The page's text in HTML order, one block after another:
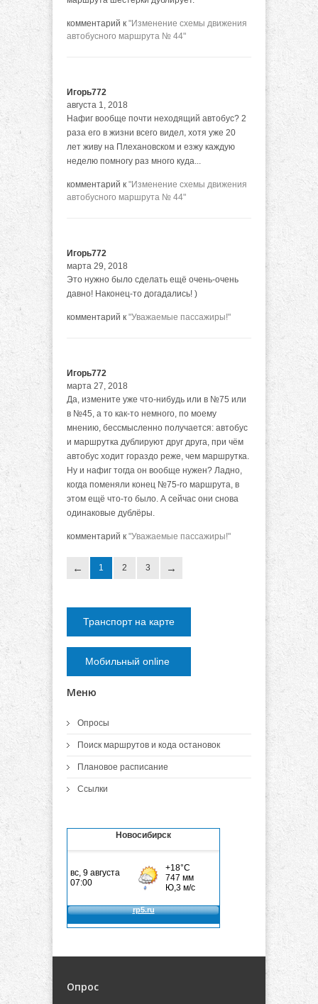
комментарий к "Изменение схемы движения
автобусного маршрута № 44"
Игорь772
августа 1, 2018
Нафиг вообще почти неходящий автобус? 2
раза его в жизни всего видел, хотя уже 20
лет живу на Плехановском и езжу каждую
неделю помногу раз много куда...
комментарий к "Изменение схемы движения
автобусного маршрута № 44"
Игорь772
марта 29, 2018
Это нужно было сделать ещё очень-очень
давно! Наконец-то догадались! )
комментарий к "Уважаемые пассажиры!"
Игорь772
марта 27, 2018
Да, измените уже что-нибудь или в №75 или
в №45, а то как-то немного, по моему
мнению, бессмысленно получается: автобус
и маршрутка дублируют друг друга, при чём
автобус ходит гораздо реже, чем маршрутка.
Ну и нафиг тогда он вообще нужен? Ладно,
когда поменяли конец №75-го маршрута, в
этом ещё что-то было. А сейчас они снова
одинаковые дублёры.
комментарий к "Уважаемые пассажиры!"
1 2 3
Транспорт на карте
Мобильный online
Меню
Опросы
Поиск маршрутов и кода остановок
Плановое расписание
Ссылки
Новосибирск
Опрос